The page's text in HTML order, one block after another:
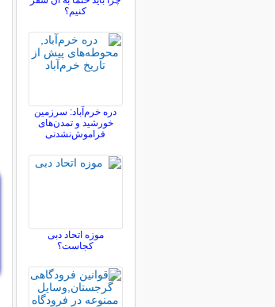
کنیم؟
دره خرم‌آباد: سرزمین
خورشید و تمدن‌های
فراموش‌نشدنی
موزه اتحاد دبی
کجاست؟